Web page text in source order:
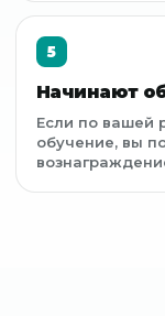
5
Начинают
Если по вашей
обучение, вы